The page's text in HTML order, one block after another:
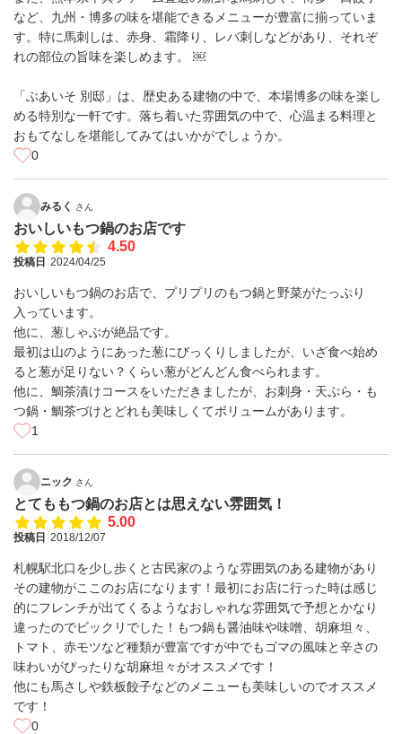
など、九州・博多の味を堪能できるメニューが豊富に揃っていま
す。特に馬刺しは、赤身、霜降り、レバ刺しなどがあり、それぞ
れの部位の旨味を楽しめます。 ￼
「ぶあいそ 別邸」は、歴史ある建物の中で、本場博多の味を楽し
める特別な一軒です。落ち着いた雰囲気の中で、心温まる料理と
おもてなしを堪能してみてはいかがでしょうか。
0
みるく さん
おいしいもつ鍋のお店です
4.50
投稿日 2024/04/25
おいしいもつ鍋のお店で、プリプリのもつ鍋と野菜がたっぷり
入っています。
他に、葱しゃぶが絶品です。
最初は山のようにあった葱にびっくりしましたが、いざ食べ始め
ると葱が足りない？くらい葱がどんどん食べられます。
他に、鯛茶漬けコースをいただきましたが、お刺身・天ぷら・も
つ鍋・鯛茶づけとどれも美味しくてボリュームがあります。
1
ニック さん
とてももつ鍋のお店とは思えない雰囲気！
5.00
投稿日 2018/12/07
札幌駅北口を少し歩くと古民家のような雰囲気のある建物があり
その建物がここのお店になります！最初にお店に行った時は感じ
的にフレンチが出てくるようなおしゃれな雰囲気で予想とかなり
違ったのでビックリでした！もつ鍋も醤油味や味噌、胡麻坦々、
トマト、赤モツなど種類が豊富ですが中でもゴマの風味と辛さの
味わいがぴったりな胡麻坦々がオススメです！
他にも馬さしや鉄板餃子などのメニューも美味しいのでオススメ
です！
0